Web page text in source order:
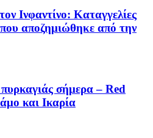
Ινφαντίνο: Καταγγελίες
αποζημιώθηκε από την
σήμερα – Red
και Ικαρία